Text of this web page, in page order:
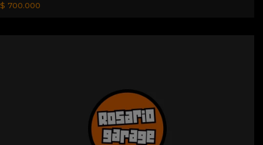
$ 700.000